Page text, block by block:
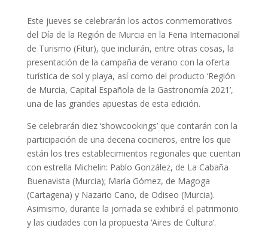
Este jueves se celebrarán los actos conmemorativos
del Día de la Región de Murcia en la Feria Internacional
de Turismo (Fitur), que incluirán, entre otras cosas, la
presentación de la campaña de verano con la oferta
turística de sol y playa, así como del producto ‘Región
de Murcia, Capital Española de la Gastronomía 2021’,
una de las grandes apuestas de esta edición.
Se celebrarán diez ‘showcookings’ que contarán con la
participación de una decena cocineros, entre los que
están los tres establecimientos regionales que cuentan
con estrella Michelin: Pablo González, de La Cabaña
Buenavista (Murcia); María Gómez, de Magoga
(Cartagena) y Nazario Cano, de Odiseo (Murcia).
Asimismo, durante la jornada se exhibirá el patrimonio
y las ciudades con la propuesta ‘Aires de Cultura’.